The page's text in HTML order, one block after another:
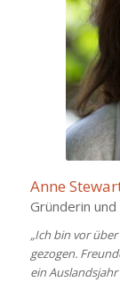
Anne
Gründerin
„Ich bin vor
gezogen.
ein